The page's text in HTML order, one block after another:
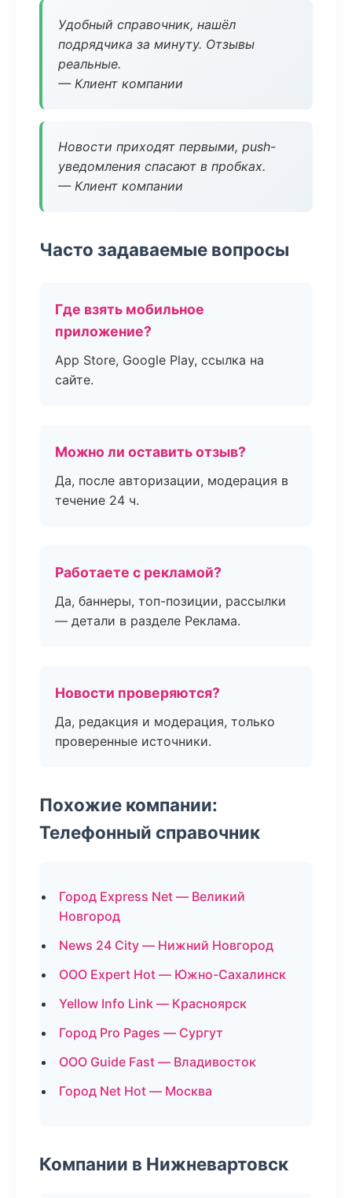
Удобный справочник, нашёл
подрядчика за минуту. Отзывы
реальные.
— Клиент компании
Новости приходят первыми, push-
уведомления спасают в пробках.
— Клиент компании
Часто задаваемые вопросы
Где взять мобильное
приложение?
App Store, Google Play, ссылка на
сайте.
Можно ли оставить отзыв?
Да, после авторизации, модерация в
течение 24 ч.
Работаете с рекламой?
Да, баннеры, топ-позиции, рассылки
— детали в разделе Реклама.
Новости проверяются?
Да, редакция и модерация, только
проверенные источники.
Похожие компании:
Телефонный справочник
Город Express Net — Великий
Новгород
News 24 City — Нижний Новгород
ООО Expert Hot — Южно-Сахалинск
Yellow Info Link — Красноярск
Город Pro Pages — Сургут
ООО Guide Fast — Владивосток
Город Net Hot — Москва
Компании в Нижневартовск